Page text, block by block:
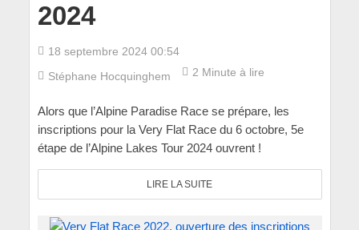
2024
18 septembre 2024 00:54
Stéphane Hocquinghem
2 Minute à lire
Alors que l’Alpine Paradise Race se prépare, les
inscriptions pour la Very Flat Race du 6 octobre, 5e
étape de l’Alpine Lakes Tour 2024 ouvrent !
LIRE LA SUITE